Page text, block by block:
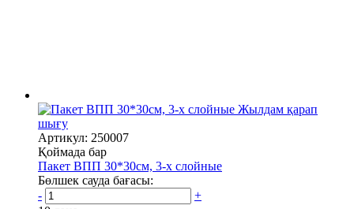
Жылдам қарап
шығу
Артикул: 250007
Қоймада бар
Пакет ВПП 30*30см, 3-х слойные
Бөлшек сауда бағасы:
-
+